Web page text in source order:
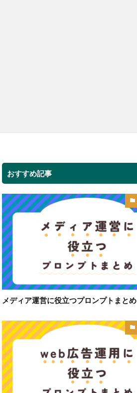
おすすめ記事
メディア運営に役立つプロンプトまとめ